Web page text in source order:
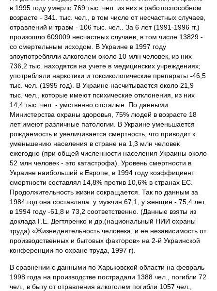
в 1995 году умерло 769 тыс. чел. из них в работоспособном
возрасте - 341. тыс. чел., в том числе от несчастных случаев,
отравлений и травм - 106 тыс. чел.. За 6 лет (1991-1996 гг.)
произошло 609009 несчастных случаев, в том числе 13829 -
со смертельным исходом. В Украине в 1997 году
злоупотребляли алкоголем около 10 млн человек, из них
736,2 тыс. находятся на учете в медицинских учреждениях;
употребляли наркотики и токсикологические препараты -46,5
тыс. чел. (1995 год). В Украине насчитывается около 21,9
тыс. чел., которые имеют психические отклонения, из них
14,4 тыс. чел. - умственно отсталые. По данными
Министерства охраны здоровья, 75% людей в возрасте 18
лет имеют различные патологии. В Украине уменьшается
рождаемость и увеличивается смертность, что приводит к
уменьшению населения в стране на 1,3 млн человек
ежегодно (при общей численности населения Украины около
52 млн человек - это катастрофа). Уровень смертности в
Украине наибольший в Европе, в 1994 году коэффициент
смертности составлял 14,8% против 10,6% в странах ЕС.
Продолжительность жизни сокращается. Так по данным за
1984 год она составляла: у мужчин 67,1, у женщин - 75,4 лет,
в 1994 году -61,8 и 73,2 соответственно. (Данные взяты из
доклада Г.Е. Дегтяренко и др.(национальный НИИ охраны
труда) «Жизнедеятельность человека, и ее независимость от
производственных и бытовых факторов» на 2-й Украинской
конференции по охране труда, 1997 г).
В сравнении с данными по Харьковской области на февраль
1998 года на производстве пострадали 1388 чел., погибли 72
чел., в быту от отравления алкоголем погибли 1057 чел.,